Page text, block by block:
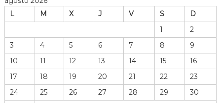
h
o
h
r
r
L
M X J V S
D
1
2
3
4 5 6 7 8
9
10
11 12 13 14 15
16
17
18 19 20 21 22
23
24
25 26 27 28 29
30